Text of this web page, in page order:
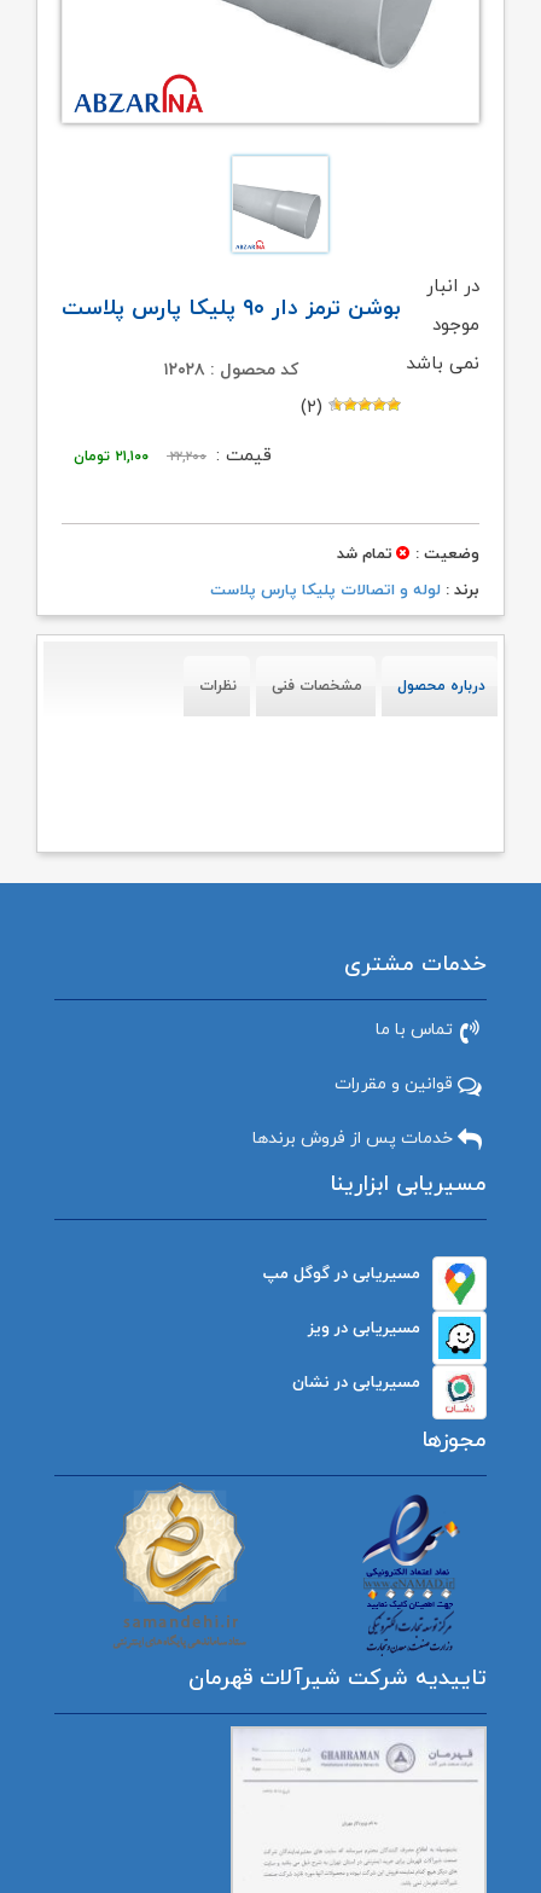
بوشن ترمز دار ۹۰ پلیکا پارس پلاست
کد محصول : ۱۲۰۲۸
(۲)
قیمت : ۲۲,۲۰۰
قیمت
۲۲,۲۰۰ تومان
۲۱,۱۰۰ تومان
۲۱,۱۰۰ تومان.
در انبار
موجود
نمی باشد
وضعیت :
تمام شد
برند : لوله و اتصالات پلیکا پارس پلاست
درباره محصول مشخصات فنی نظرات
خدمات مشتری
تماس با ما
قوانین و مقررات
خدمات پس از فروش برندها
مسیریابی ابزارینا
مسیریابی در گوگل مپ
مسیریابی در ویز
مسیریابی در نشان
مجوزها
تاییدیه شرکت شیرآلات قهرمان